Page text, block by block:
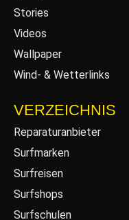
Stories
Videos
Wallpaper
Wind- & Wetterlinks
VERZEICHNIS
Reparaturanbieter
Surfmarken
Surfreisen
Surfshops
Surfschulen